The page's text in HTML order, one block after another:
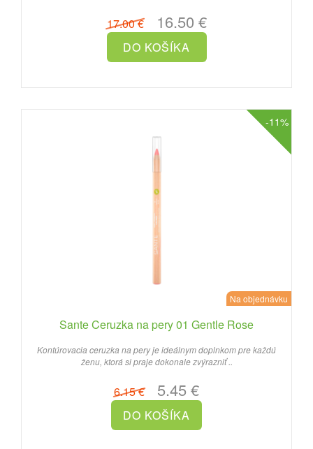
17.00 €16.50 €
-11%
Na objednávku
Sante Ceruzka na pery 01 Gentle Rose
Kontúrovacia ceruzka na pery je ideálnym doplnkom pre každú
ženu, ktorá si praje dokonale zvýrazniť ..
6.15 €5.45 €